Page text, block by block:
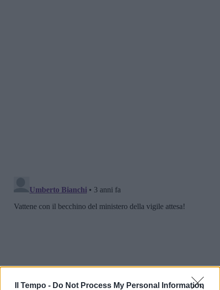
Il Tempo - Do Not Process My Personal Information